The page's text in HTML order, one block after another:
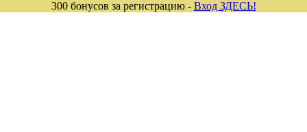
300 бонусов за регистрацию - Вход ЗДЕСЬ!